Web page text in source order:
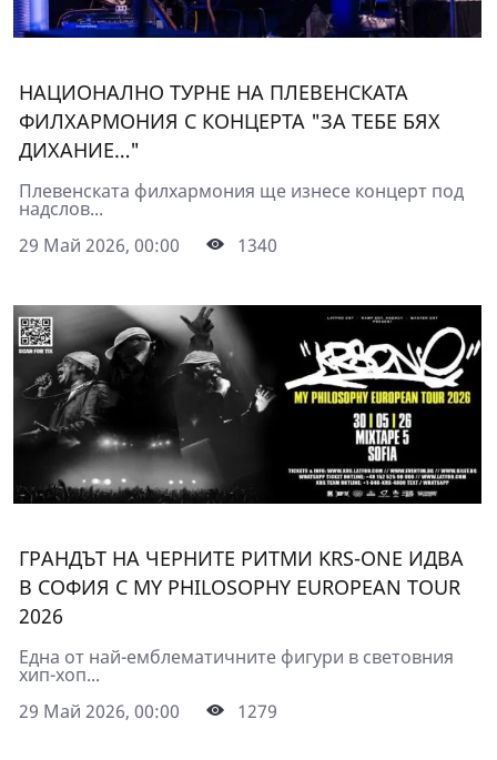
НАЦИОНАЛНО ТУРНЕ НА ПЛЕВЕНСКАТА
ФИЛХАРМОНИЯ С КОНЦЕРТА "ЗА ТЕБЕ БЯХ
ДИХАНИЕ…"
Плевенската филхармония ще изнесе концерт под
надслов...
29 Май 2026, 00:00
1340
ГРАНДЪТ НА ЧЕРНИТЕ РИТМИ KRS-ONE ИДВА
В СОФИЯ С MY PHILOSOPHY EUROPEAN TOUR
2026
Една от най-емблематичните фигури в световния
хип-хоп...
29 Май 2026, 00:00
1279